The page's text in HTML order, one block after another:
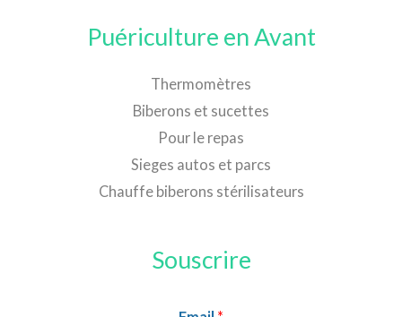
Puériculture en Avant
Thermomètres
Biberons et sucettes
Pour le repas
Sieges autos et parcs
Chauffe biberons stérilisateurs
Souscrire